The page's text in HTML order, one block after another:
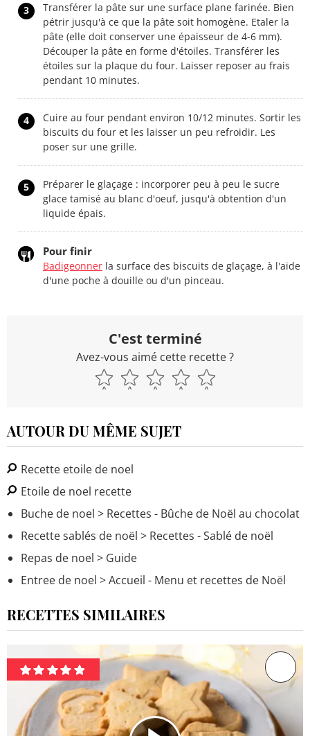
3
Transférer la pâte sur une surface plane farinée. Bien
pétrir jusqu'à ce que la pâte soit homogène. Etaler la
pâte (elle doit conserver une épaisseur de 4-6 mm).
Découper la pâte en forme d'étoiles. Transférer les
étoiles sur la plaque du four. Laisser reposer au frais
pendant 10 minutes.
4
Cuire au four pendant environ 10/12 minutes. Sortir les
biscuits du four et les laisser un peu refroidir. Les
poser sur une grille.
5
Préparer le glaçage : incorporer peu à peu le sucre
glace tamisé au blanc d'oeuf, jusqu'à obtention d'un
liquide épais.
Pour finir
Badigeonner la surface des biscuits de glaçage, à l'aide
d'une poche à douille ou d'un pinceau.
C'est terminé
Avez-vous aimé cette recette ?
AUTOUR DU MÊME SUJET
Recette etoile de noel
Etoile de noel recette
Buche de noel > Recettes - Bûche de Noël au chocolat
Recette sablés de noël > Recettes - Sablé de noël
Repas de noel > Guide
Entree de noel > Accueil - Menu et recettes de Noël
RECETTES SIMILAIRES